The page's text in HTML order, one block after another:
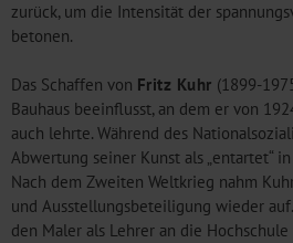
zurück, um die Intensität der
betonen.
Das Schaffen von Fritz Kuhr (1899-
Bauhaus beeinflusst, an dem er von
auch lehrte. Während des
Abwertung seiner Kunst als „entartet“
Nach dem Zweiten Weltkrieg nahm
und Ausstellungsbeteiligung wieder
den Maler als Lehrer an die